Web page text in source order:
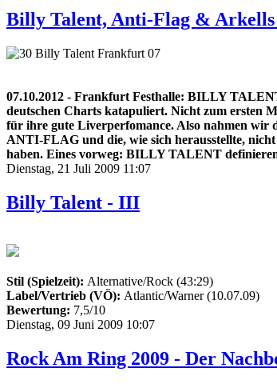
Billy Talent, Anti-Flag &
07.10.2012 - Frankfurt Festhalle: BILLY
deutschen Charts katapuliert. Nicht zum ersten
für ihre gute Liverperfomance. Also nahmen
ANTI-FLAG und die, wie sich herausstellte,
haben. Eines vorweg: BILLY TALENT
Dienstag, 21 Juli 2009 11:07
Billy Talent - III
Stil (Spielzeit): Alternative/Rock (43:29)
Label/Vertrieb (VÖ): Atlantic/Warner (10.07.09)
Bewertung: 7,5/10
Dienstag, 09 Juni 2009 10:07
Rock Am Ring 2009 - Der